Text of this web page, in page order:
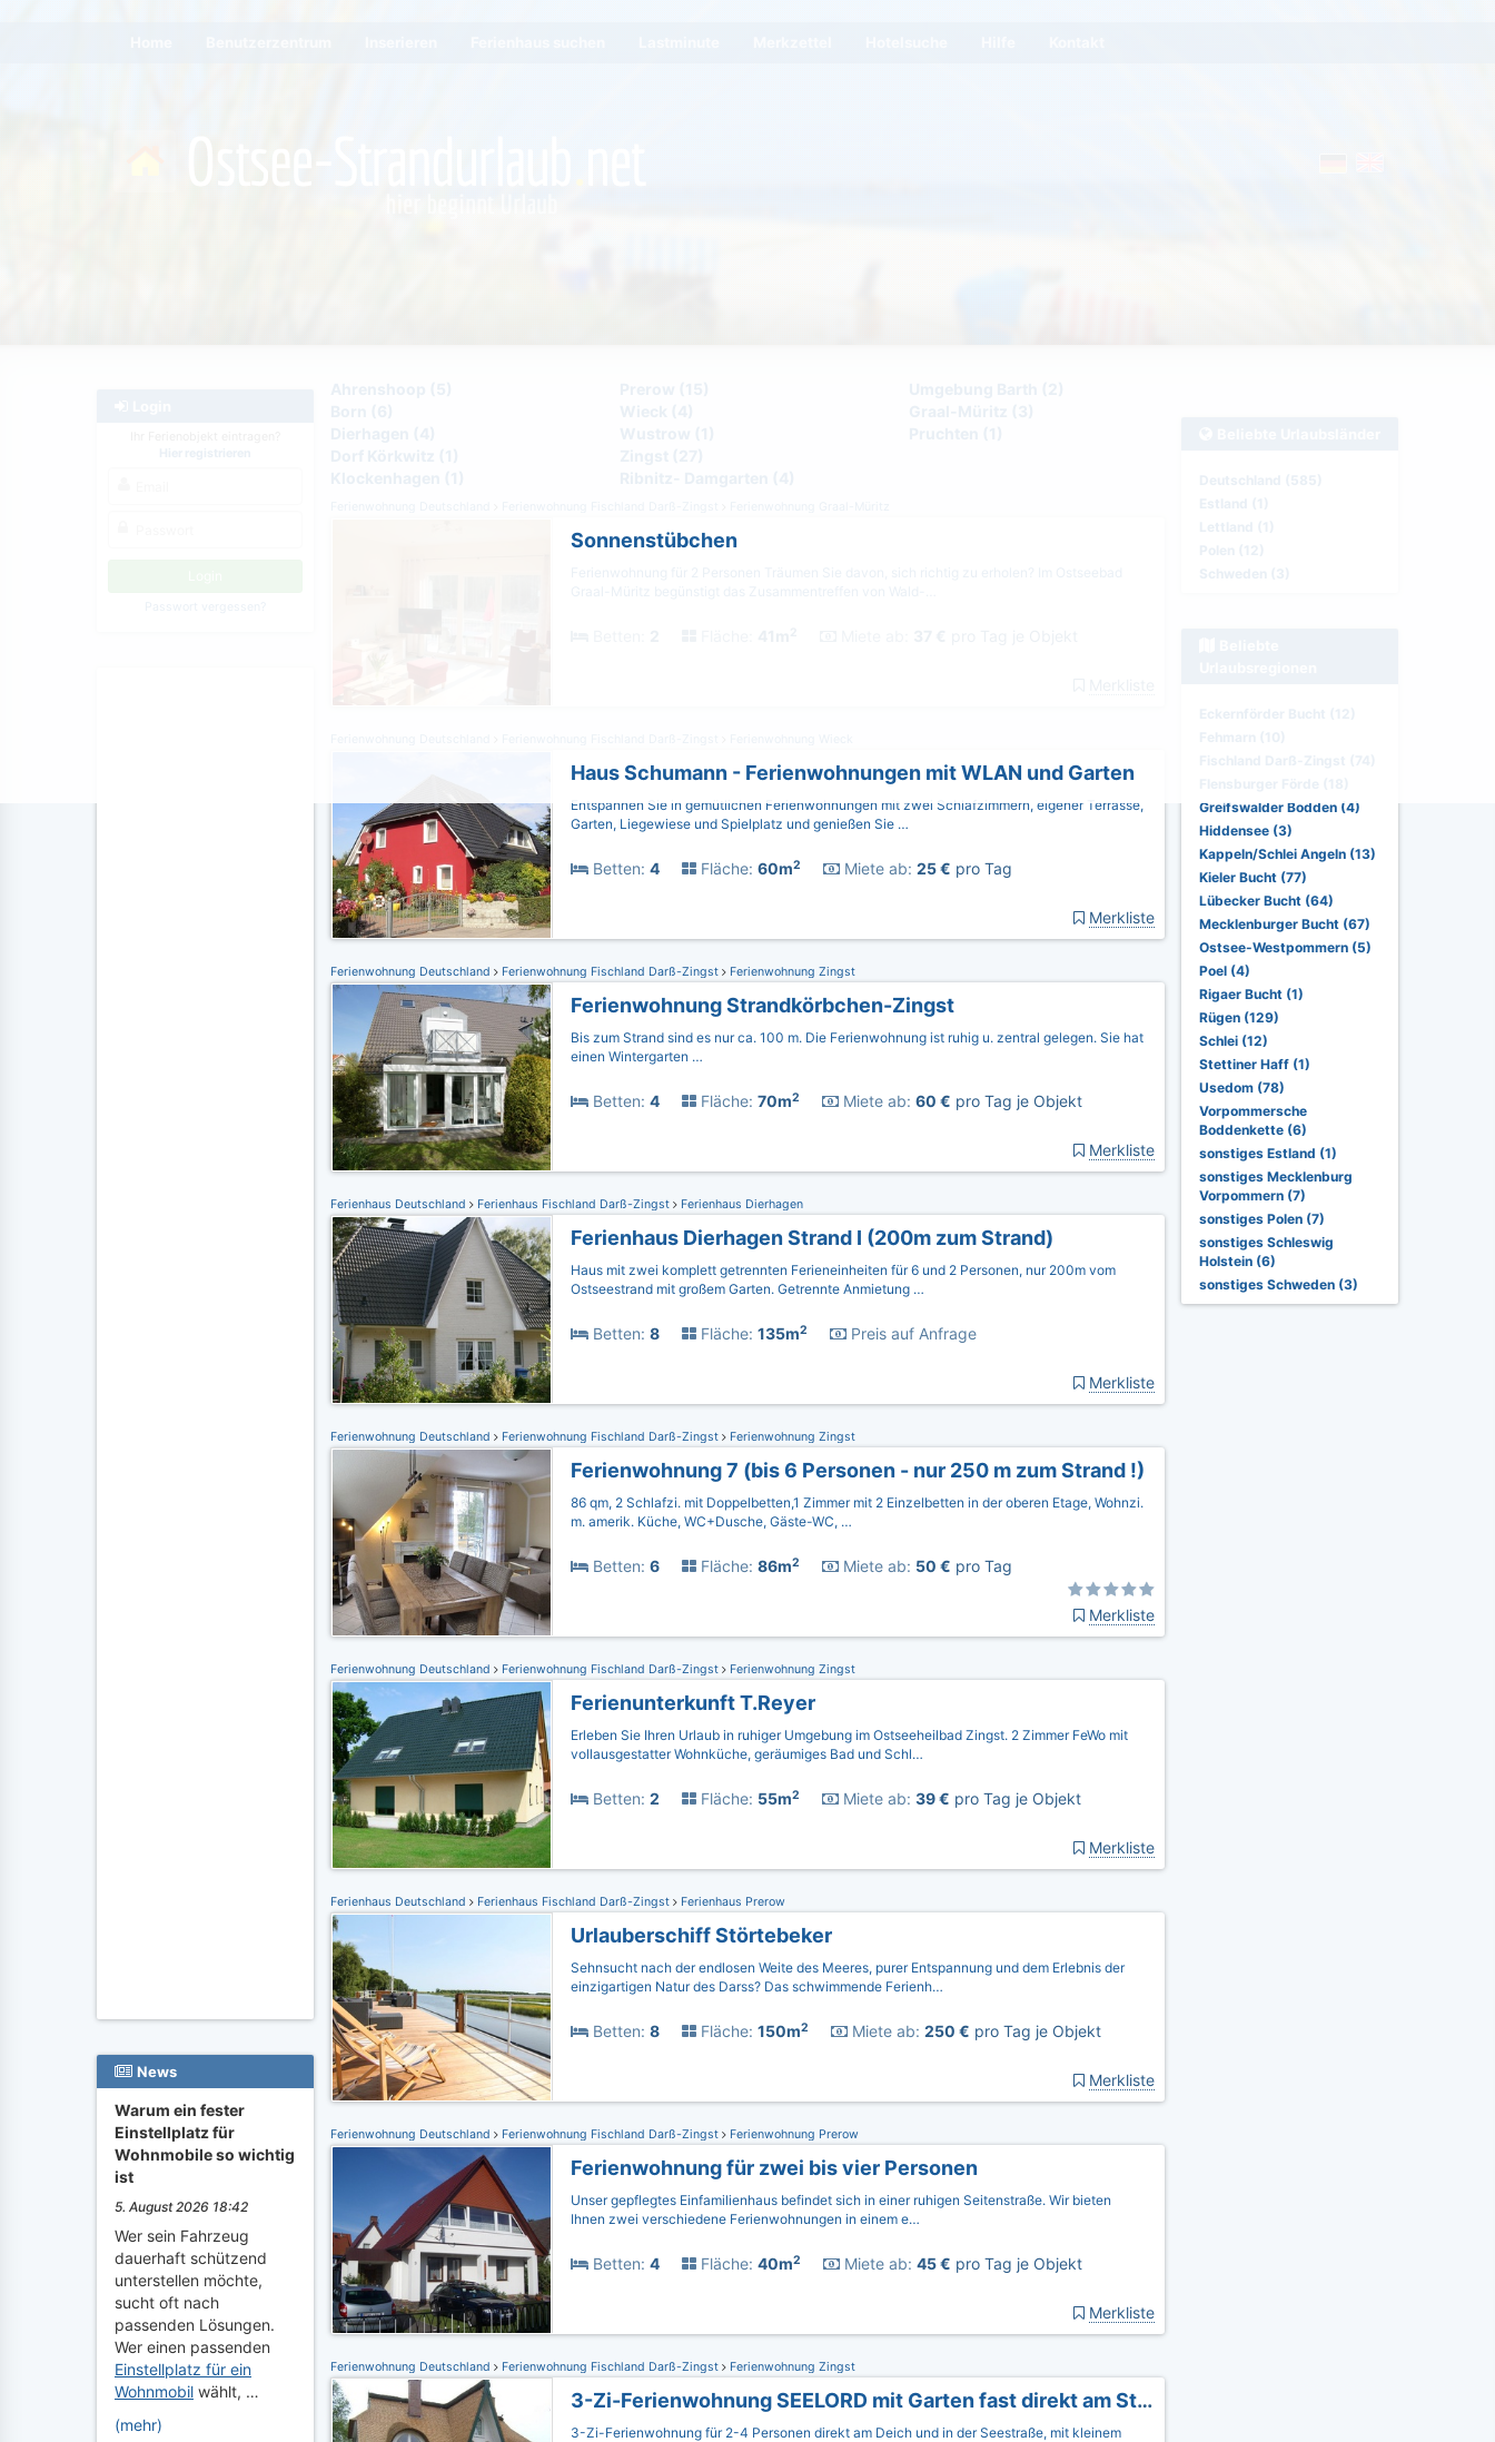
News
Warum ein fester
Einstellplatz für
Wohnmobile so wichtig
ist
5. August 2026 18:42
Wer sein Fahrzeug
dauerhaft schützend
unterstellen möchte,
sucht oft nach
passenden Lösungen.
Wer einen passenden
Einstellplatz für ein
Wohnmobil wählt, …
(mehr)
Sonnenstübchen
Haus Schumann - Ferienwohnungen mit WLAN und Garten
Entspannen Sie in gemütlichen Ferienwohnungen mit zwei Schlafzimmern, eigener Terrasse,
Garten, Liegewiese und Spielplatz und genießen Sie …
Betten: 4 Fläche: 60m2 Miete ab: 25 € pro Tag
Merkliste
Ferienwohnung Deutschland Ferienwohnung Fischland Darß-Zingst Ferienwohnung Zingst
Ferienwohnung Strandkörbchen-Zingst
Bis zum Strand sind es nur ca. 100 m. Die Ferienwohnung ist ruhig u. zentral gelegen. Sie hat
einen Wintergarten …
Betten: 4 Fläche: 70m2 Miete ab: 60 € pro Tag je Objekt
Merkliste
Ferienhaus Deutschland Ferienhaus Fischland Darß-Zingst Ferienhaus Dierhagen
Ferienhaus Dierhagen Strand I (200m zum Strand)
Haus mit zwei komplett getrennten Ferieneinheiten für 6 und 2 Personen, nur 200m vom
Ostseestrand mit großem Garten. Getrennte Anmietung …
Betten: 8 Fläche: 135m2 Preis auf Anfrage
Merkliste
Ferienwohnung Deutschland Ferienwohnung Fischland Darß-Zingst Ferienwohnung Zingst
Ferienwohnung 7 (bis 6 Personen - nur 250 m zum Strand !)
86 qm, 2 Schlafzi. mit Doppelbetten,1 Zimmer mit 2 Einzelbetten in der oberen Etage, Wohnzi.
m. amerik. Küche, WC+Dusche, Gäste-WC, …
Betten: 6 Fläche: 86m2 Miete ab: 50 € pro Tag
Merkliste
Ferienwohnung Deutschland Ferienwohnung Fischland Darß-Zingst Ferienwohnung Zingst
Ferienunterkunft T.Reyer
Erleben Sie Ihren Urlaub in ruhiger Umgebung im Ostseeheilbad Zingst. 2 Zimmer FeWo mit
vollausgestatter Wohnküche, geräumiges Bad und Schl…
Betten: 2 Fläche: 55m2 Miete ab: 39 € pro Tag je Objekt
Merkliste
Ferienhaus Deutschland Ferienhaus Fischland Darß-Zingst Ferienhaus Prerow
Urlauberschiff Störtebeker
Sehnsucht nach der endlosen Weite des Meeres, purer Entspannung und dem Erlebnis der
einzigartigen Natur des Darss? Das schwimmende Ferienh…
Betten: 8 Fläche: 150m2 Miete ab: 250 € pro Tag je Objekt
Merkliste
Ferienwohnung Deutschland Ferienwohnung Fischland Darß-Zingst Ferienwohnung Prerow
Ferienwohnung für zwei bis vier Personen
Unser gepflegtes Einfamilienhaus befindet sich in einer ruhigen Seitenstraße. Wir bieten
Ihnen zwei verschiedene Ferienwohnungen in einem e…
Betten: 4 Fläche: 40m2 Miete ab: 45 € pro Tag je Objekt
Merkliste
Ferienwohnung Deutschland Ferienwohnung Fischland Darß-Zingst Ferienwohnung Zingst
3-Zi-Ferienwohnung SEELORD mit Garten fast direkt am Strand
3-Zi-Ferienwohnung für 2-4 Personen direkt am Deich und in der Seestraße, mit kleinem
Greifswalder Bodden (4)
Hiddensee (3)
Kappeln/Schlei Angeln (13)
Kieler Bucht (77)
Lübecker Bucht (64)
Mecklenburger Bucht (67)
Ostsee-Westpommern (5)
Poel (4)
Rigaer Bucht (1)
Rügen (129)
Schlei (12)
Stettiner Haff (1)
Usedom (78)
Vorpommersche
Boddenkette (6)
sonstiges Estland (1)
sonstiges Mecklenburg
Vorpommern (7)
sonstiges Polen (7)
sonstiges Schleswig
Holstein (6)
sonstiges Schweden (3)